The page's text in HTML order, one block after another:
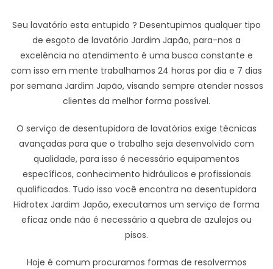
Seu lavatório esta entupido ? Desentupimos qualquer tipo
de esgoto de lavatório Jardim Japão, para-nos a
excelência no atendimento é uma busca constante e
com isso em mente trabalhamos 24 horas por dia e 7 dias
por semana Jardim Japão, visando sempre atender nossos
clientes da melhor forma possível.
O serviço de desentupidora de lavatórios exige técnicas
avançadas para que o trabalho seja desenvolvido com
qualidade, para isso é necessário equipamentos
específicos, conhecimento hidráulicos e profissionais
qualificados. Tudo isso você encontra na desentupidora
Hidrotex Jardim Japão, executamos um serviço de forma
eficaz onde não é necessário a quebra de azulejos ou
pisos.
Hoje é comum procuramos formas de resolvermos